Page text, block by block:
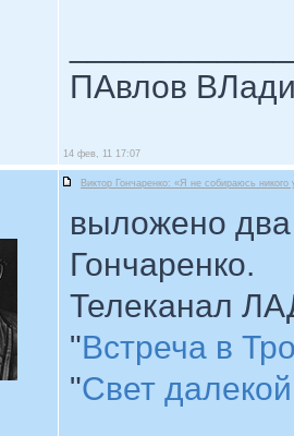
ПАвлов
14 фев, 11 17:07
Виктор Гончаренко: «Я не собираюсь никого
выложено
Гончаренко.
Телеканал
"Встреча в
"Свет